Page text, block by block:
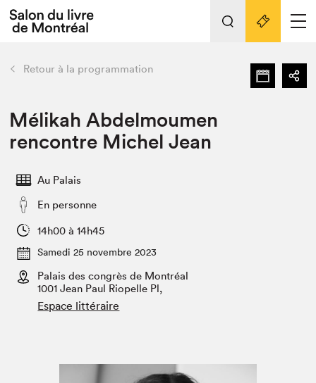
Espace exposant⋅e⋅s
Espace enseignant·e·s
L'événement
Préparer sa visite au Salon
SLM PRO
retour Nos activités
Préparer sa visite
Salon au Palais
Salon dans la ville et en ligne
Projets partenaires
Liens pratiques
Retour à la programmation
Mélikah Abdelmoumen
rencontre Michel Jean
Au Palais
En personne
14h00 à 14h45
Samedi 25 novembre 2023
Palais des congrès de Montréal
1001 Jean Paul Riopelle Pl,
Espace littéraire